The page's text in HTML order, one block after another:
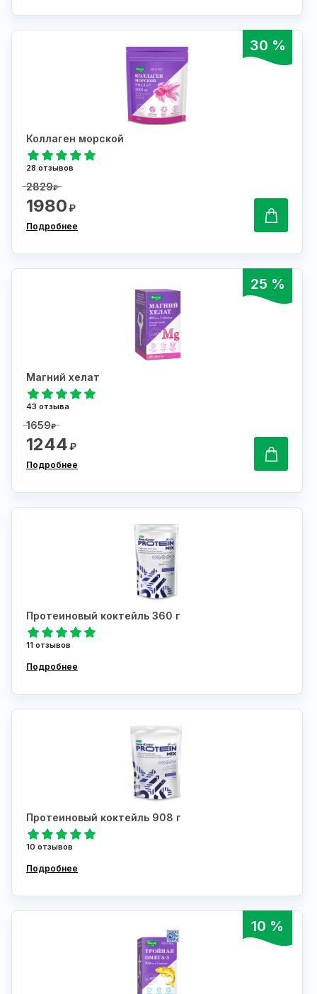
30 %
Коллаген морской
28 отзывов
2829₽
1980₽
Подробнее
25 %
Магний хелат
43 отзыва
1659₽
1244₽
Подробнее
Протеиновый коктейль 360 г
11 отзывов
Подробнее
Протеиновый коктейль 908 г
10 отзывов
Подробнее
10 %